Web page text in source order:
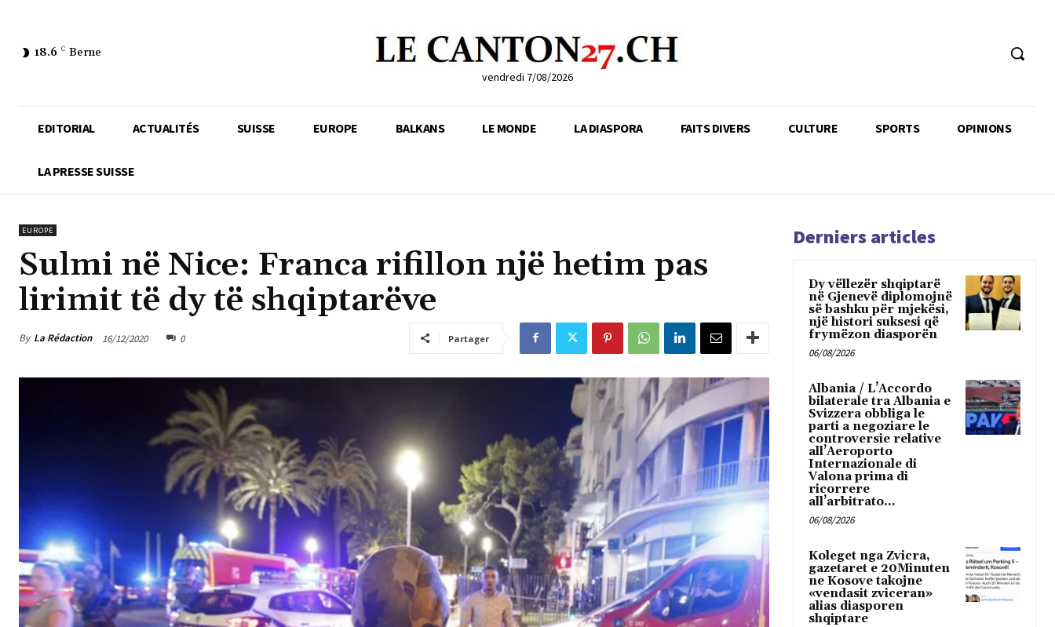
18.6 C Berne
vendredi 7/08/2026
EDITORIAL ACTUALITÉS SUISSE EUROPE BALKANS LE MONDE LA DIASPORA FAITS DIVERS CULTURE SPORTS OPINIONS
LA PRESSE SUISSE
EUROPE
Sulmi në Nice: Franca rifillon një hetim pas
lirimit të dy të shqiptarëve
By La Rédaction 16/12/2020 0 Partager
Derniers articles
Dy vëllezër shqiptarë
në Gjenevë diplomojnë
së bashku për mjekësi,
një histori suksesi që
frymëzon diasporën
06/08/2026
Albania / L’Accordo
bilaterale tra Albania e
Svizzera obbliga le
parti a negoziare le
controversie relative
all’Aeroporto
Internazionale di
Valona prima di
ricorrere
all’arbitrato...
06/08/2026
Koleget nga Zvicra,
gazetaret e 20Minuten
ne Kosove takojne
«vendasit zviceran»
alias diasporen
shqiptare